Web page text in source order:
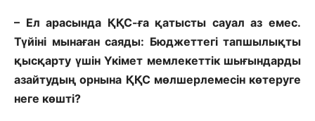
– Ел арасында ҚҚС-ға қатысты сауал аз емес.
Түйіні мынаған саяды: Бюджеттегі тапшылықты
қыс­қарту үшін Үкімет мемлекеттік шығын­дарды
азайтудың орнына ҚҚС мөл­шер­лемесін көтеруге
неге көшті?